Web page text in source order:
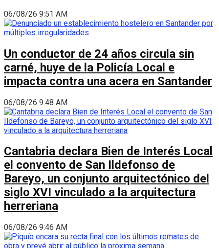
06/08/26 9:51 AM
Un conductor de 24 años circula sin
carné, huye de la Policía Local e
impacta contra una acera en Santander
06/08/26 9:48 AM
Cantabria declara Bien de Interés Local
el convento de San Ildefonso de
Bareyo, un conjunto arquitectónico del
siglo XVI vinculado a la arquitectura
herreriana
06/08/26 9:46 AM